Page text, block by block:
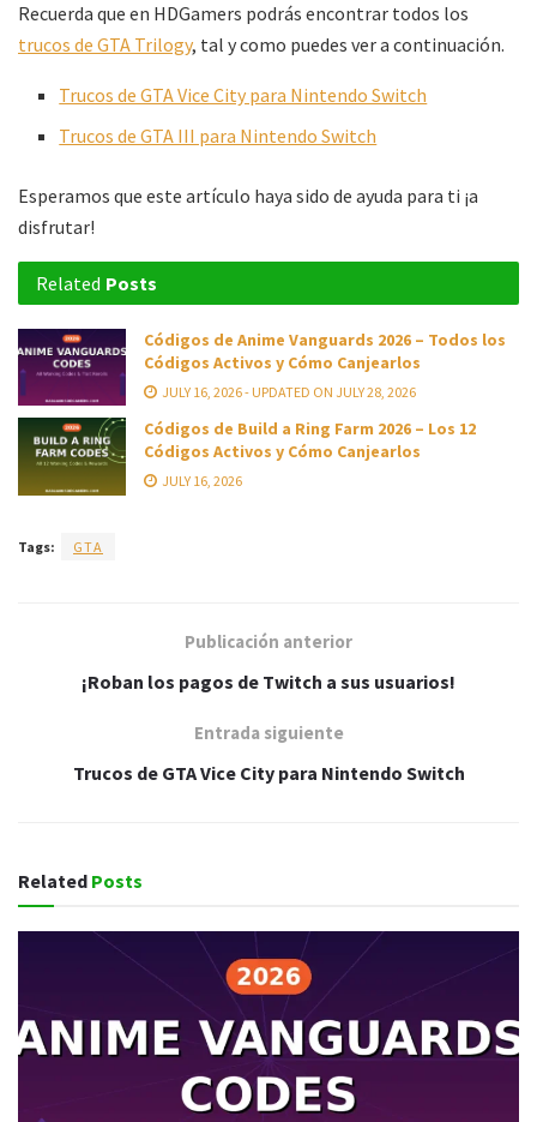
Recuerda que en HDGamers podrás encontrar todos los
trucos de GTA Trilogy, tal y como puedes ver a continuación.
Trucos de GTA Vice City para Nintendo Switch
Trucos de GTA III para Nintendo Switch
Esperamos que este artículo haya sido de ayuda para ti ¡a
disfrutar!
Related Posts
Códigos de Anime Vanguards 2026 – Todos los
Códigos Activos y Cómo Canjearlos
JULY 16, 2026 - UPDATED ON JULY 28, 2026
Códigos de Build a Ring Farm 2026 – Los 12
Códigos Activos y Cómo Canjearlos
JULY 16, 2026
Tags: GTA
Publicación anterior
¡Roban los pagos de Twitch a sus usuarios!
Entrada siguiente
Trucos de GTA Vice City para Nintendo Switch
Related Posts